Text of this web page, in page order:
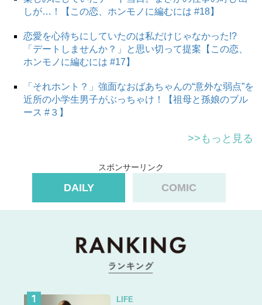
しが…！【この恋、ホンモノに編むには #18】
恋愛を心待ちにしていたのは私だけじゃなかった!?
「デートしませんか？」と思い切って提案【この恋、
ホンモノに編むには #17】
「それホント？」強面なおばあちゃんの“意外な弱点”を
近所の小学生男子がぶっちゃけ！【祖母と孫娘のブル
ース #３】
>>もっと見る
スポンサーリンク
DAILY COMIC
LIFE